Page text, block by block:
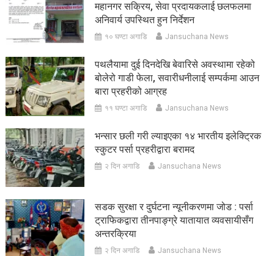
महानगर सक्रिय, सेवा प्रदायकलाई छलफलमा
अनिवार्य उपस्थित हुन निर्देशन
१० घण्टा अगाडि Jansuchana News
पथलैयामा दुई दिनदेखि बेवारिसे अवस्थामा रहेको
बोलेरो गाडी फेला, सवारीधनीलाई सम्पर्कमा आउन
बारा प्रहरीको आग्रह
११ घण्टा अगाडि Jansuchana News
भन्सार छली गरी ल्याइएका १४ भारतीय इलेक्ट्रिक
स्कुटर पर्सा प्रहरीद्वारा बरामद
२ दिन अगाडि Jansuchana News
सडक सुरक्षा र दुर्घटना न्यूनीकरणमा जोड : पर्सा
ट्राफिकद्वारा तीनपाङ्ग्रे यातायात व्यवसायीसँग
अन्तरक्रिया
२ दिन अगाडि Jansuchana News